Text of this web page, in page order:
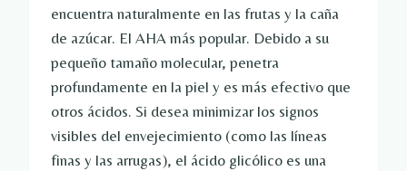
encuentra naturalmente en las frutas y la caña
de azúcar. El AHA más popular. Debido a su
pequeño tamaño molecular, penetra
profundamente en la piel y es más efectivo que
otros ácidos. Si desea minimizar los signos
visibles del envejecimiento (como las líneas
finas y las arrugas), el ácido glicólico es una